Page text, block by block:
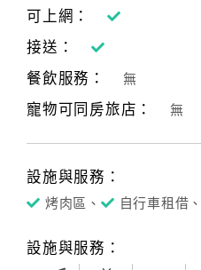
店
合
作
合
旅
可上網：
接送：
餐飲服務：
無
寵物可同房旅店： 無
設施與服務：
烤肉區、 自行車租借、
設施與服務：